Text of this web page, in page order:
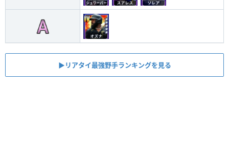
▶︎リアタイ最強野手ランキングを見る